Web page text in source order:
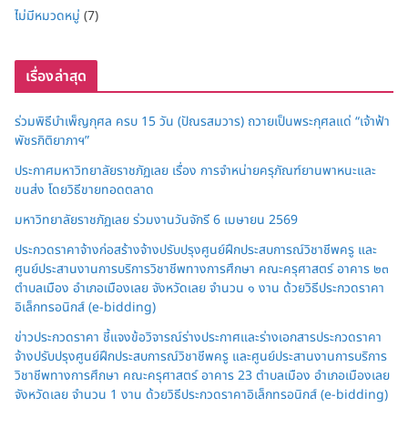
ไม่มีหมวดหมู่ (7)
เรื่องล่าสุด
ร่วมพิธีบำเพ็ญกุศล ครบ 15 วัน (ปัณรสมวาร) ถวายเป็นพระกุศลแด่ “เจ้าฟ้า
พัชรกิติยาภาฯ”
ประกาศมหาวิทยาลัยราชภัฏเลย เรื่อง การจำหน่ายครุภัณฑ์ยานพาหนะและ
ขนส่ง โดยวิธีขายทอดตลาด
มหาวิทยาลัยราชภัฏเลย ร่วมงานวันจักรี 6 เมษายน 2569
ประกวดราคาจ้างก่อสร้างจ้างปรับปรุงศูนย์ฝึกประสบการณ์วิชาชีพครู และ
ศูนย์ประสานงานการบริการวิชาชีพทางการศึกษา คณะครุศาสตร์ อาคาร ๒๓
ตำบลเมือง อำเภอเมืองเลย จังหวัดเลย จำนวน ๑ งาน ด้วยวิธีประกวดราคา
อิเล็กทรอนิกส์ (e-bidding)
ข่าวประกวดราคา ชี้แจงข้อวิจารณ์ร่างประกาศและร่างเอกสารประกวดราคา
จ้างปรับปรุงศูนย์ฝึกประสบการณ์วิชาชีพครู และศูนย์ประสานงานการบริการ
วิชาชีพทางการศึกษา คณะครุศาสตร์ อาคาร 23 ตำบลเมือง อำเภอเมืองเลย
จังหวัดเลย จำนวน 1 งาน ด้วยวิธีประกวดราคาอิเล็กทรอนิกส์ (e-bidding)